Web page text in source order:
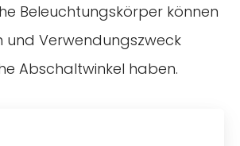
Beleuchtungskörper können
und Verwendungszweck
Abschaltwinkel haben.